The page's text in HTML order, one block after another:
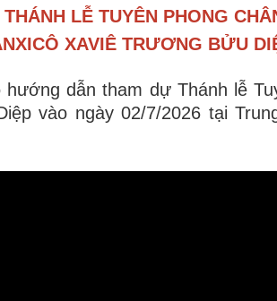
LỄ TUYÊN PHONG
XAVIÊ TRƯƠNG BỬU
dẫn tham dự Thánh lễ
vào ngày 02/7/2026 tại